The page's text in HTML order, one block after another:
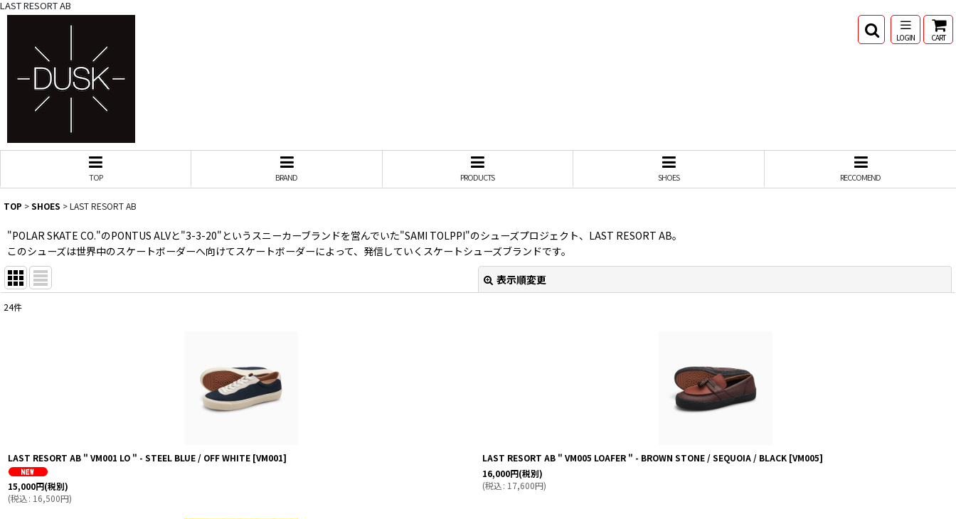
LAST RESORT AB
LOGIN CART
TOP BRAND PRODUCTS SHOES RECCOMEND
TOP >SHOES >LAST RESORT AB
"POLAR SKATE CO."のPONTUS ALVと"3-3-20"というスニーカーブランドを営んでいた"SAMI TOLPPI"のシューズプロジェクト、LAST RESORT AB。
このシューズは世界中のスケートボーダーへ向けてスケートボーダーによって、発信していくスケートシューズブランドです。
表示順変更
24件
LAST RESORT AB " VM001 LO " - STEEL BLUE / OFF WHITE [VM001]
15,000円(税別)
(税込: 16,500円)
LAST RESORT AB " VM005 LOAFER " - BROWN STONE / SEQUOIA / BLACK [VM005]
16,000円(税別)
(税込: 17,600円)